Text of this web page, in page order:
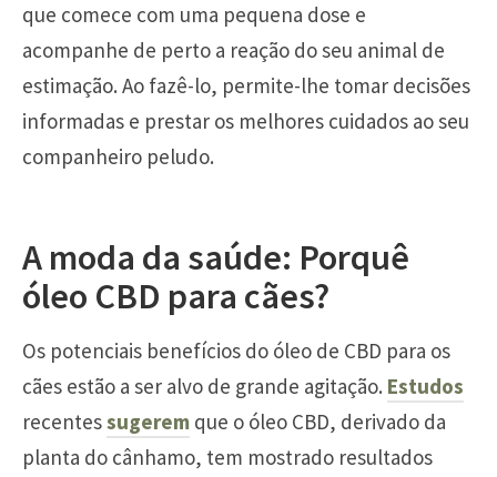
que comece com uma pequena dose e
acompanhe de perto a reação do seu animal de
estimação. Ao fazê-lo, permite-lhe tomar decisões
informadas e prestar os melhores cuidados ao seu
companheiro peludo.
A moda da saúde: Porquê
óleo CBD para cães?
Os potenciais benefícios do óleo de CBD para os
cães estão a ser alvo de grande agitação. Estudos
recentessugerem que o óleo CBD, derivado da
planta do cânhamo, tem mostrado resultados